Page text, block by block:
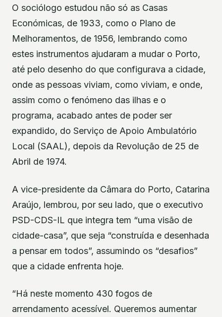
O sociólogo estudou não só as Casas
Económicas, de 1933, como o Plano de
Melhoramentos, de 1956, lembrando como
estes instrumentos ajudaram a mudar o Porto,
até pelo desenho do que configurava a cidade,
onde as pessoas viviam, como viviam, e onde,
assim como o fenómeno das ilhas e o
programa, acabado antes de poder ser
expandido, do Serviço de Apoio Ambulatório
Local (SAAL), depois da Revolução de 25 de
Abril de 1974.
A vice-presidente da Câmara do Porto, Catarina
Araújo, lembrou, por seu lado, que o executivo
PSD-CDS-IL que integra tem “uma visão de
cidade-casa”, que seja “construída e desenhada
a pensar em todos”, assumindo os “desafios”
que a cidade enfrenta hoje.
“Há neste momento 430 fogos de
arrendamento acessível. Queremos aumentar